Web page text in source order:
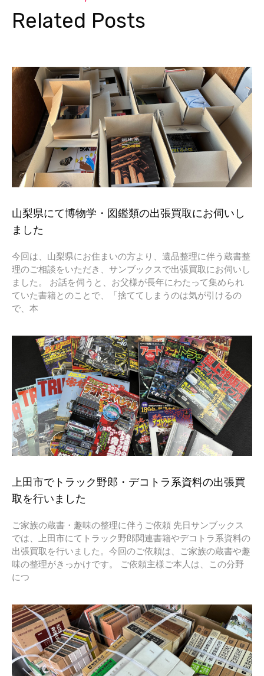
Related Posts
山梨県にて博物学・図鑑類の出張買取にお伺いし
ました
今回は、山梨県にお住まいの方より、遺品整理に伴う蔵書整
理のご相談をいただき、サンブックスで出張買取にお伺いし
ました。 お話を伺うと、お父様が長年にわたって集められ
ていた書籍とのことで、「捨ててしまうのは気が引けるの
で、本
上田市でトラック野郎・デコトラ系資料の出張買
取を行いました
ご家族の蔵書・趣味の整理に伴うご依頼 先日サンブックス
では、上田市にてトラック野郎関連書籍やデコトラ系資料の
出張買取を行いました。今回のご依頼は、ご家族の蔵書や趣
味の整理がきっかけです。 ご依頼主様ご本人は、この分野
につ